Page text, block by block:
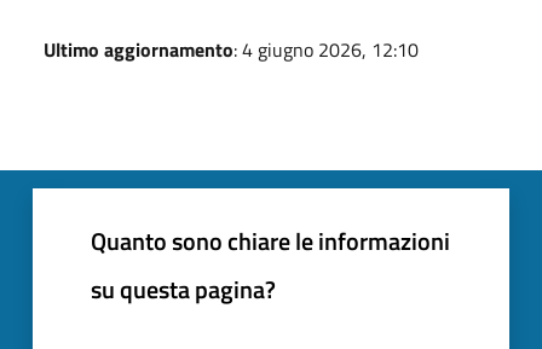
Ultimo aggiornamento: 4 giugno 2026, 12:10
Quanto sono chiare le informazioni
su questa pagina?